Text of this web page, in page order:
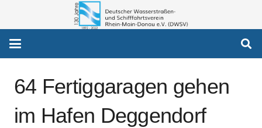
64 Fertiggaragen gehen
im Hafen Deggendorf